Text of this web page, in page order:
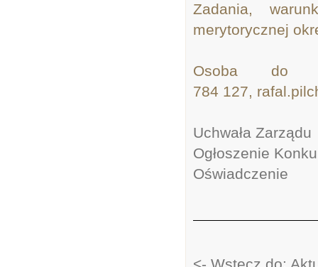
Zadania,
merytorycznej
Osoba do
784 127,
Uchwała Zarządu
Ogłoszenie
Oświadczenie